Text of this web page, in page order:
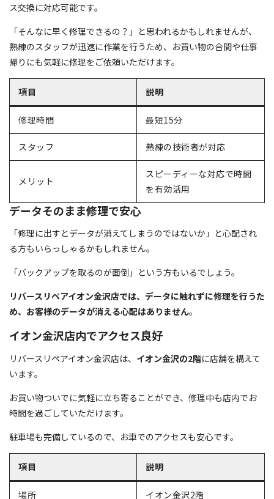
ス交換に対応可能です。
「そんなに早く修理できるの？」と思われるかもしれませんが、
熟練のスタッフが迅速に作業を行うため、お買い物の合間や仕事
帰りにも気軽に修理をご依頼いただけます。
項目 説明
修理時間 最短15分
スタッフ 熟練の技術者が対応
メリット
スピーディーな対応で時間
を有効活用
データそのまま修理で安心
「修理に出すとデータが消えてしまうのではないか」と心配され
る方もいらっしゃるかもしれません。
「バックアップを取るのが面倒」という方もいるでしょう。
リバースリペアイオン金沢店では、データに触れずに修理を行うた
め、お客様のデータが消える心配はありません。
イオン金沢店内でアクセス良好
リバースリペアイオン金沢店は、 イオン金沢の2階に店舗を構えて
います。
お買い物ついでに気軽に立ち寄ることができ、修理中も店内でお
時間を過ごしていただけます。
駐車場も完備しているので、お車でのアクセスも安心です。
項目 説明
場所 イオン金沢2階